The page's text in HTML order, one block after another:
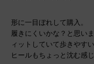
形に一目ぼれして購入。
履きにくいかな？と思い
ィットしていて歩きやすい
ヒールもちょっと沈む感